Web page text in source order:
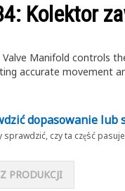
: Kolektor
Manifold controls
accurate movement
dopasowanie lub
sprawdzić, czy ta część
PRODUKCJI